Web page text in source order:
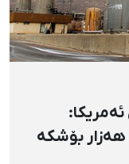
بەرهەمهێنانی نەوتی ئێران500 هەزار بۆشكە